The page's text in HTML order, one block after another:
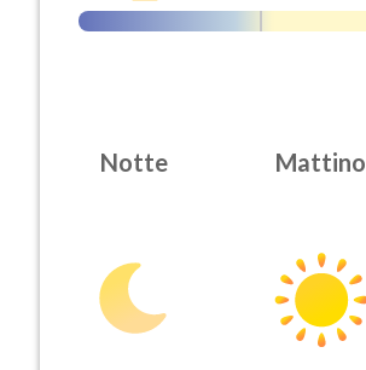
Notte Mattino